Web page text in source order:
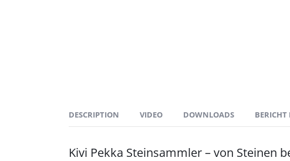
DESCRIPTION VIDEO DOWNLOADS BERICHT
Kivi Pekka Steinsammler – von Steinen